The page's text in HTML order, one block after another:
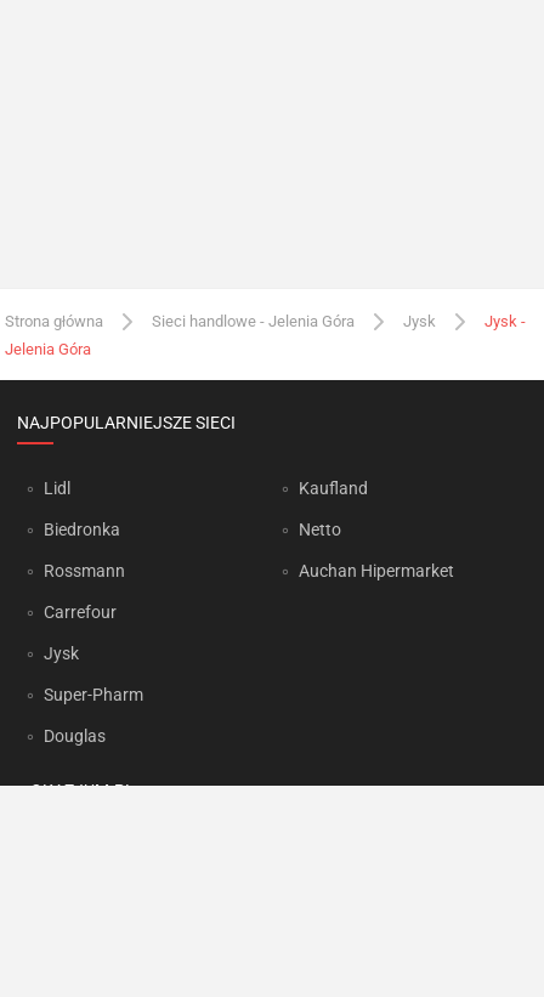
Strona główna Sieci handlowe - Jelenia Góra Jysk
Jysk -
Jelenia Góra
NAJPOPULARNIEJSZE SIECI
Lidl
Biedronka
Rossmann
Carrefour
Jysk
Super-Pharm
Douglas
Kaufland
Netto
Auchan Hipermarket
OKAZJUM.PL